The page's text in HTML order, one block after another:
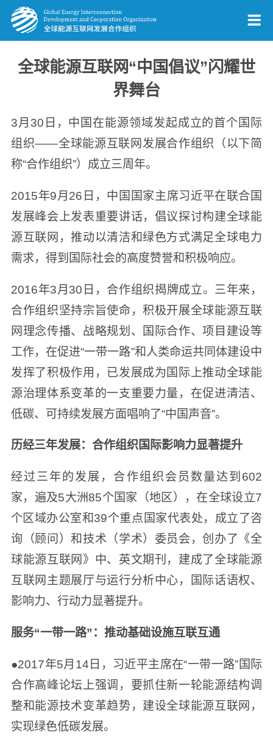
全球能源互联网“中国倡议”闪耀世
界舞台
3月30日，中国在能源领域发起成立的首个国际
组织——全球能源互联网发展合作组织（以下简
称“合作组织”）成立三周年。
2015年9月26日，中国国家主席习近平在联合国
发展峰会上发表重要讲话，倡议探讨构建全球能
源互联网，推动以清洁和绿色方式满足全球电力
需求，得到国际社会的高度赞誉和积极响应。
2016年3月30日，合作组织揭牌成立。三年来，
合作组织坚持宗旨使命，积极开展全球能源互联
网理念传播、战略规划、国际合作、项目建设等
工作，在促进“一带一路”和人类命运共同体建设中
发挥了积极作用，已发展成为国际上推动全球能
源治理体系变革的一支重要力量，在促进清洁、
低碳、可持续发展方面唱响了“中国声音”。
历经三年发展：合作组织国际影响力显著提升
经过三年的发展，合作组织会员数量达到602
家，遍及5大洲85个国家（地区），在全球设立7
个区域办公室和39个重点国家代表处，成立了咨
询（顾问）和技术（学术）委员会，创办了《全
球能源互联网》中、英文期刊，建成了全球能源
互联网主题展厅与运行分析中心，国际话语权、
影响力、行动力显著提升。
服务“一带一路”：推动基础设施互联互通
●2017年5月14日，习近平主席在“一带一路”国际
合作高峰论坛上强调，要抓住新一轮能源结构调
整和能源技术变革趋势，建设全球能源互联网，
实现绿色低碳发展。